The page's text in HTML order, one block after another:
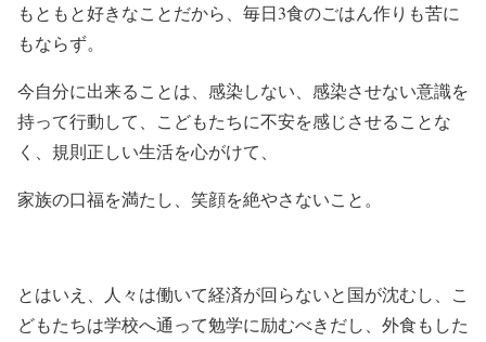
もともと好きなことだから、毎日3食のごはん作りも苦に
もならず。
今自分に出来ることは、感染しない、感染させない意識を
持って行動して、こどもたちに不安を感じさせることな
く、規則正しい生活を心がけて、
家族の口福を満たし、笑顔を絶やさないこと。
とはいえ、人々は働いて経済が回らないと国が沈むし、こ
どもたちは学校へ通って勉学に励むべきだし、外食もした